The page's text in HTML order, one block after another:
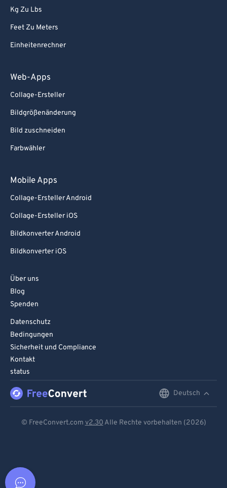
Kg Zu Lbs
Feet Zu Meters
Einheitenrechner
Web-Apps
Collage-Ersteller
Bildgrößenänderung
Bild zuschneiden
Farbwähler
Mobile Apps
Collage-Ersteller Android
Collage-Ersteller iOS
Bildkonverter Android
Bildkonverter iOS
Über uns
Blog
Spenden
Datenschutz
Bedingungen
Sicherheit und Compliance
Kontakt
status
Deutsch
© FreeConvert.com v2.30 Alle Rechte vorbehalten (2026)